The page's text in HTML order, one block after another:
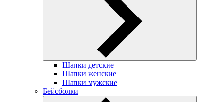
Шапки детские
Шапки женские
Шапки мужские
Бейсболки